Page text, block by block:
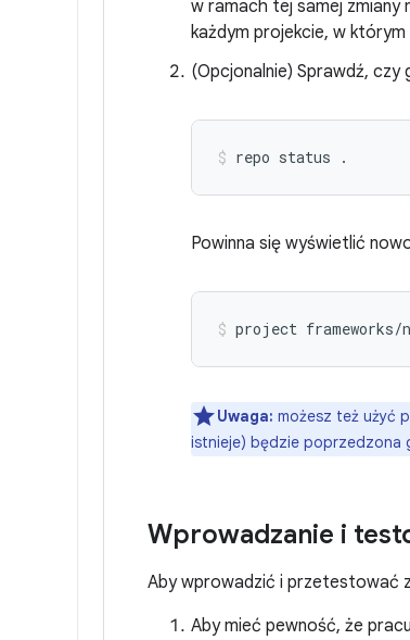
w ramach tej samej zmiany
każdym projekcie, w którym
(Opcjonalnie) Sprawdź, czy
repo status .
Powinna się wyświetlić
project
Uwaga: możesz też użyć
istnieje) będzie poprzedzona
Wprowadzanie i
Aby wprowadzić i przetestować
Aby mieć pewność, że